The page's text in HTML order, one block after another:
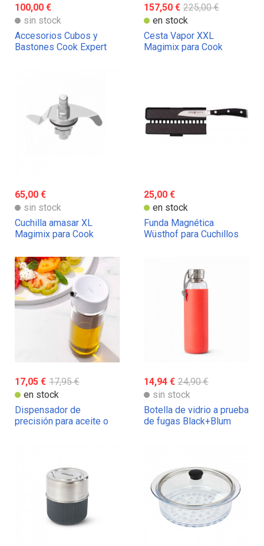
100,00 €
sin stock
Accesorios Cubos y
Bastones Cook Expert
157,50 € 225,00 €
en stock
Cesta Vapor XXL
Magimix para Cook
65,00 €
sin stock
Cuchilla amasar XL
Magimix para Cook
25,00 €
en stock
Funda Magnética
Wüsthof para Cuchillos
17,05 € 17,95 €
en stock
Dispensador de
precisión para aceite o
14,94 € 24,90 €
sin stock
Botella de vidrio a prueba
de fugas Black+Blum